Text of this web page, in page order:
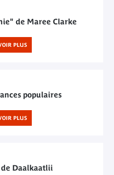
de Maree Clarke
PLUS
populaires
PLUS
de Daalkaatlii